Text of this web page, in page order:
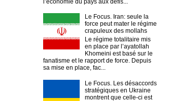
Le Focus. Iran: seule la
force peut mater le régime
crapuleux des mollahs
Le régime totalitaire mis
en place par l’ayatollah
Khomeini est basé sur le
fanatisme et le rapport de force. Depuis
sa mise en place, fac...
Le Focus. Les désaccords
stratégiques en Ukraine
montrent que celle-ci est